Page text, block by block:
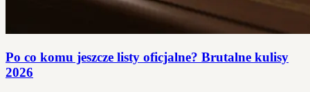
Po co komu jeszcze listy oficjalne? Brutalne kulisy
2026